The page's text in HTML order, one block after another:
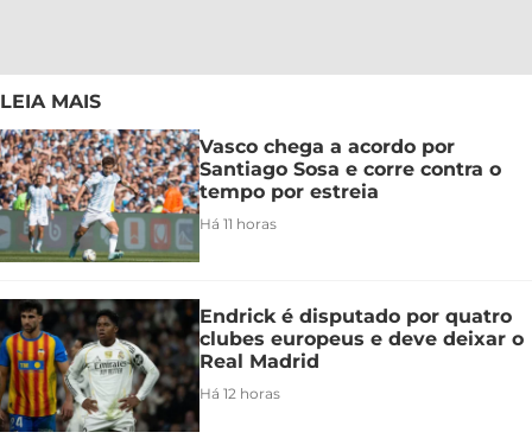
LEIA MAIS
Vasco chega a acordo por
Santiago Sosa e corre contra o
tempo por estreia
Há 11 horas
Endrick é disputado por quatro
clubes europeus e deve deixar o
Real Madrid
Há 12 horas